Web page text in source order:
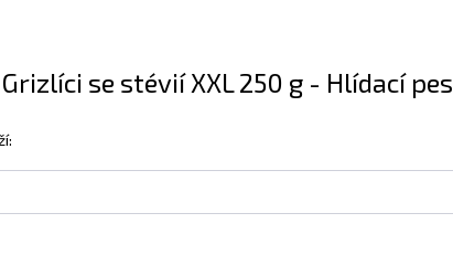
Grizlíci se stévií XXL 250 g - Hlídací pes